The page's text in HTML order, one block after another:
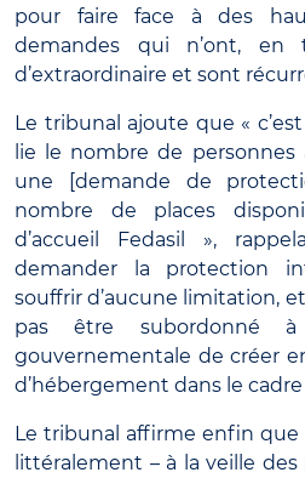
pour faire face à des
demandes qui n’ont,
d’extraordinaire et sont
Le tribunal ajoute que «
lie le nombre de personnes
une [demande de
nombre de places
d’accueil Fedasil »,
demander la protection
souffrir d’aucune limitation,
pas être subordonné
gouvernementale de créer
d’hébergement dans le
Le tribunal affirme enfin que
littéralement – à la veille